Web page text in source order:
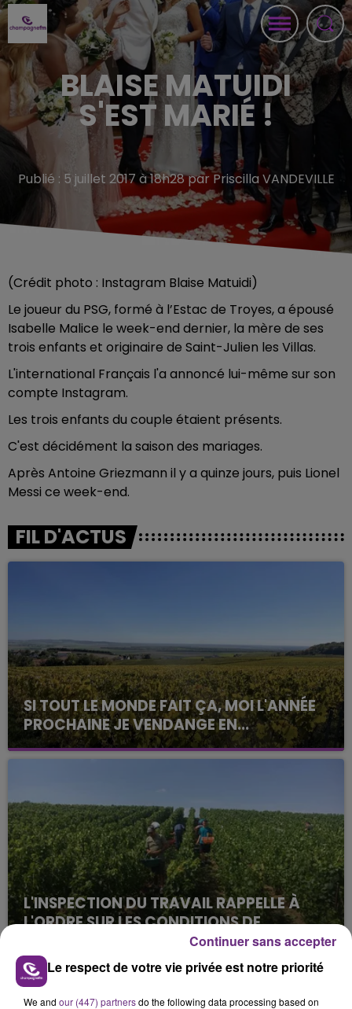
BLAISE MATUIDI
S'EST MARIÉ !
Publié : 5 juillet 2017 à 18h28 par Priscilla VANDEVILLE
(Crédit photo : Instagram Blaise Matuidi)
Le joueur du PSG, formé à l’Estac de Troyes, a épousé
Isabelle Malice le week-end dernier, la mère de ses
trois enfants et originaire de Saint-Julien les Villas.
L'international Français l'a annoncé lui-même sur son
compte Instagram.
Les trois enfants du couple étaient présents.
C'est décidément la saison des mariages.
Après Antoine Griezmann il y a quinze jours, puis Lionel
Messi ce week-end.
FIL D'ACTUS
SI TOUT LE MONDE FAIT ÇA, MOI L'ANNÉE
PROCHAINE JE VENDANGE EN...
La vendange en Champagne a débuté ce jeudi 6
août dans la commune de Montgueux (Aube). Du
L'INSPECTION DU TRAVAIL RAPPELLE À
L'ORDRE SUR LES CONDITIONS DE...
Alors que les dates de début des vendange 2026
s'est avéré être plus précoce que prévu,
l'inspection du Travail en profite pour rappeler
les conditions de...
TITRES DIFFUSÉS
Le respect de votre vie privée est notre priorité
We and our (447) partnersdo the following data processing based on
Continuer sans accepter